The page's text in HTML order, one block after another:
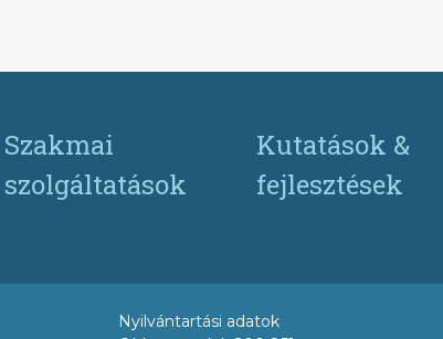
Szakmai
szolgáltatások
Kutatások &
fejlesztések
Nyilvántartási adatok